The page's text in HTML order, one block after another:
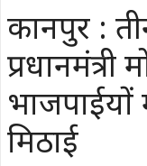
कानपुर :
प्रधानमंत्री
मिठाई